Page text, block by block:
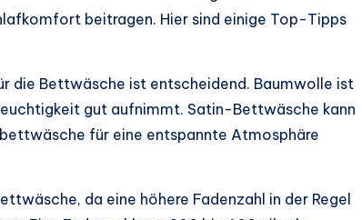
beitragen. Hier sind einige Top-Tipps
die Bettwäsche ist entscheidend. Baumwolle ist
gut aufnimmt. Satin-Bettwäsche kann
für eine entspannte Atmosphäre
da eine höhere Fadenzahl in der Regel